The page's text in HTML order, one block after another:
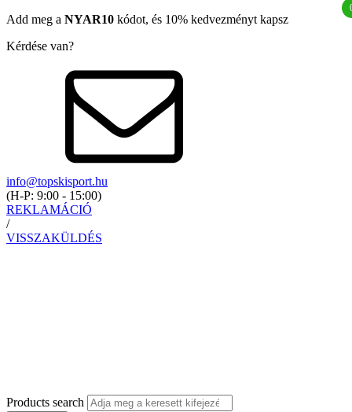
Add meg a NYAR10 kódot, és 10% kedvezményt kapsz
Kérdése van?
info@topskisport.hu
(H-P: 9:00 - 15:00)
REKLAMÁCIÓ
/
VISSZAKÜLDÉS
Products search